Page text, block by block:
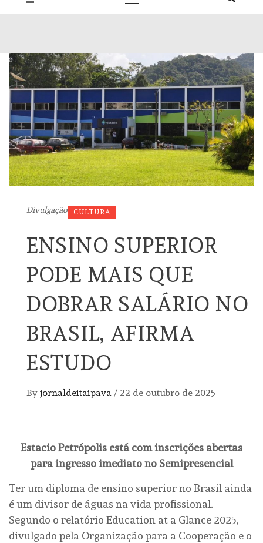
Divulgação CULTURA
ENSINO SUPERIOR
PODE MAIS QUE
DOBRAR SALÁRIO NO
BRASIL, AFIRMA
ESTUDO
By jornaldeitaipava / 22 de outubro de 2025
Estacio Petrópolis está com inscrições abertas
para ingresso imediato no Semipresencial
Ter um diploma de ensino superior no Brasil ainda
é um divisor de águas na vida profissional.
Segundo o relatório Education at a Glance 2025,
divulgado pela Organização para a Cooperação e o